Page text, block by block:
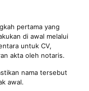
pertama yang
di awal melalui
untuk CV,
akta oleh notaris.
nama tersebut
awal.